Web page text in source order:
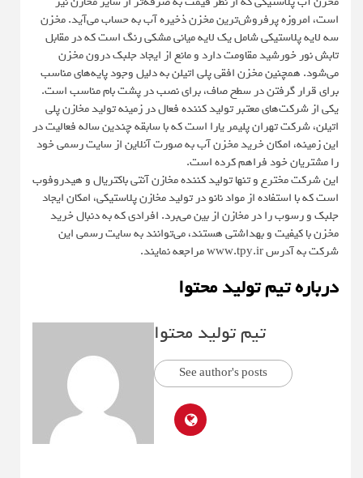
است، امروزه پرفروش‌ترین مخزن ذخیره آب به حساب می‌آید. مخزن
سه لایه پلاستیکی شامل یک لایه میانی مشکی رنگ است که در مقابل
تابش نور خورشید مقاومت دارد و مانع از ایجاد جلبک درون مخزن
می‌شود. همچنین مخزن افقی پلی اتیلن به دلیل وجود پایه‌های مناسب
برای قرار گرفتن در سطح صاف، برای نصب در پشت بام مناسب است.
یکی از شرکت‌های معتبر تولید کننده فعال در زمینه تولید مخازن پلی
اتیلن، شرکت تهران پلیمر یارا است که با سابقه چندین ساله فعالیت در
این زمینه، امکان خرید مخزن آب به صورت آنلاین از سایت رسمی خود
را مشتریان خود فراهم کرده است.
این شرکت مخترع و تنها تولید کننده مخازن آنتی باکتریال و هیدروفوب
است که با استفاده از مواد نانو در تولید مخازن پلاستیکی، امکان ایجاد
جلبک و رسوب را در مخازن از بین می‌برد. افرادی که به دنبال خرید
مخزن با کیفیت و بهداشتی هستند، می‌توانند به سایت رسمی این
شرکت به آدرس www.tpy.ir مراجعه نمایند.
درباره تیم تولید محتوا
تیم تولید محتوا
See author's posts